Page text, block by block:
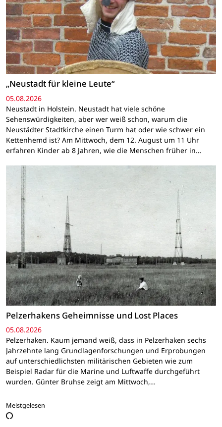
„Neustadt für kleine Leute“
05.08.2026
Neustadt in Holstein. Neustadt hat viele schöne
Sehenswürdigkeiten, aber wer weiß schon, warum die
Neustädter Stadtkirche einen Turm hat oder wie schwer ein
Kettenhemd ist? Am Mittwoch, dem 12. August um 11 Uhr
erfahren Kinder ab 8 Jahren, wie die Menschen früher in…
Pelzerhakens Geheimnisse und Lost Places
05.08.2026
Pelzerhaken. Kaum jemand weiß, dass in Pelzerhaken sechs
Jahrzehnte lang Grundlagenforschungen und Erprobungen
auf unterschiedlichsten militärischen Gebieten wie zum
Beispiel Radar für die Marine und Luftwaffe durchgeführt
wurden. Günter Bruhse zeigt am Mittwoch,…
Meistgelesen